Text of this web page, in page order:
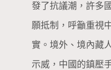
發了抗議潮，許多
願抵制，呼籲重視
實。境外、境內藏
示威，中國的鎮壓